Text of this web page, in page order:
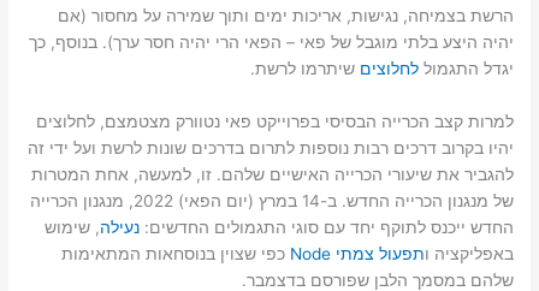
הרשת בצמיחה, נגישות, אריכות ימים ותוך שמירה על מחסור (אם
יהיה היצע בלתי מוגבל של פאי – הפאי הרי יהיה חסר ערך). בנוסף, כך
יגדל התגמוללחלוצים שיתרמו לרשת.
למרות קצב הכרייה הבסיסי בפרוייקט פאי נטוורק מצטמצם, לחלוצים
יהיו בקרוב דרכים רבות נוספות לתרום בדרכים שונות לרשת ועל ידי זה
להגביר את שיעורי הכרייה האישיים שלהם. זו, למעשה, אחת המטרות
של מנגנון הכרייה החדש. ב-14 במרץ (יום הפאי) 2022, מנגנון הכרייה
החדש ייכנס לתוקף יחד עם סוגי התגמולים החדשים:נעילה, שימוש
באפליקציה ותפעול צמתי Node
כפי שצוין בנוסחאות המתאימות
שלהם במסמך הלבן שפורסם בדצמבר.